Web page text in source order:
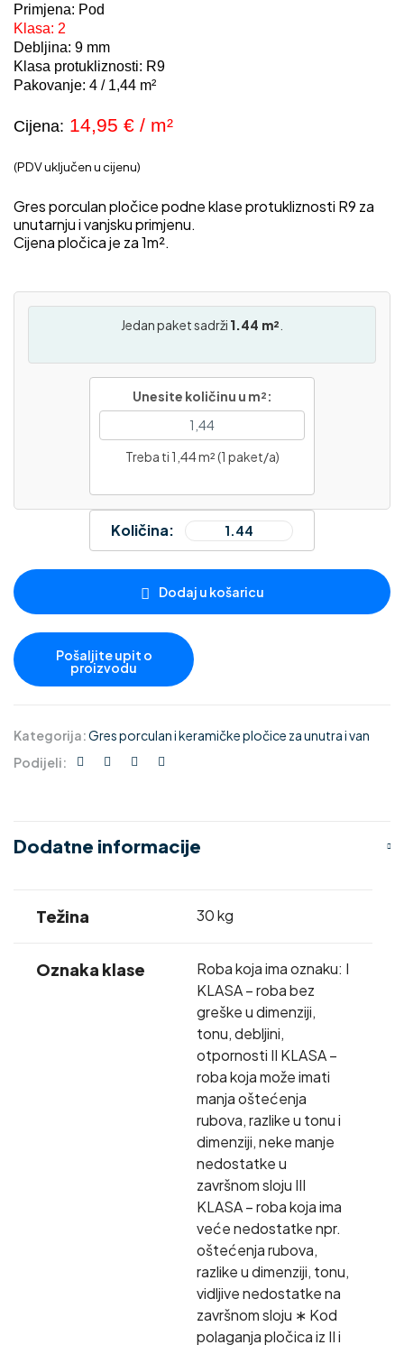
Primjena: Pod
Klasa: 2
Debljina: 9 mm
Klasa protukliznosti: R9
Pakovanje: 4 / 1,44 m²
Cijena: 14,95 € / m²
(PDV uključen u cijenu)
Gres porculan pločice podne klase protukliznosti R9 za
unutarnju i vanjsku primjenu.
Cijena pločica je za 1m².
Jedan paket sadrži 1.44 m²
Unesite količinu u m²:
Treba ti 1,44 m² (1 paket/a)
Količina:
Dodaj u košaricu
Kategorija:Gres porculan i keramičke pločice za unutra i van
Podijeli:
Dodatne informacije
Težina 30 kg
Oznaka klase
Roba koja ima oznaku: I
KLASA – roba bez
greške u dimenziji,
tonu, debljini,
otpornosti II KLASA –
roba koja može imati
manja oštećenja
rubova, razlike u tonu i
dimenziji, neke manje
nedostatke u
završnom sloju III
KLASA – roba koja ima
veće nedostatke npr.
oštećenja rubova,
razlike u dimenziji, tonu,
vidljive nedostatke na
završnom sloju ∗ Kod
polaganja pločica iz II i